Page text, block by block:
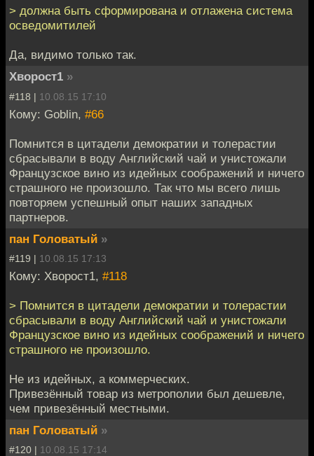
> должна быть сформирована и отлажена система
осведомитилей
Да, видимо только так.
Хворост1 »
#118 | 10.08.15 17:10
Кому: Goblin, #66
Помнится в цитадели демократии и толерастии
сбрасывали в воду Английский чай и унистожали
Французское вино из идейных соображений и ничего
страшного не произошло. Так что мы всего лишь
повторяем успешный опыт наших западных
партнеров.
пан Головатый »
#119 | 10.08.15 17:13
Кому: Хворост1, #118
> Помнится в цитадели демократии и толерастии
сбрасывали в воду Английский чай и унистожали
Французское вино из идейных соображений и ничего
страшного не произошло.
Не из идейных, а коммерческих.
Привезённый товар из метрополии был дешевле,
чем привезённый местными.
пан Головатый »
#120 | 10.08.15 17:14